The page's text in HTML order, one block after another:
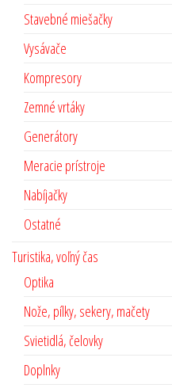
Stavebné miešačky
Vysávače
Kompresory
Zemné vrtáky
Generátory
Meracie prístroje
Nabíjačky
Ostatné
Turistika, voľný čas
Optika
Nože, pílky, sekery, mačety
Svietidlá, čelovky
Doplnky